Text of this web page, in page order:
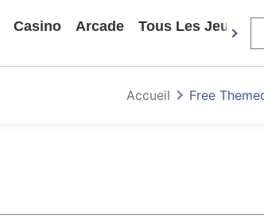
Casino Arcade Tous Les Jeux
Accueil Free